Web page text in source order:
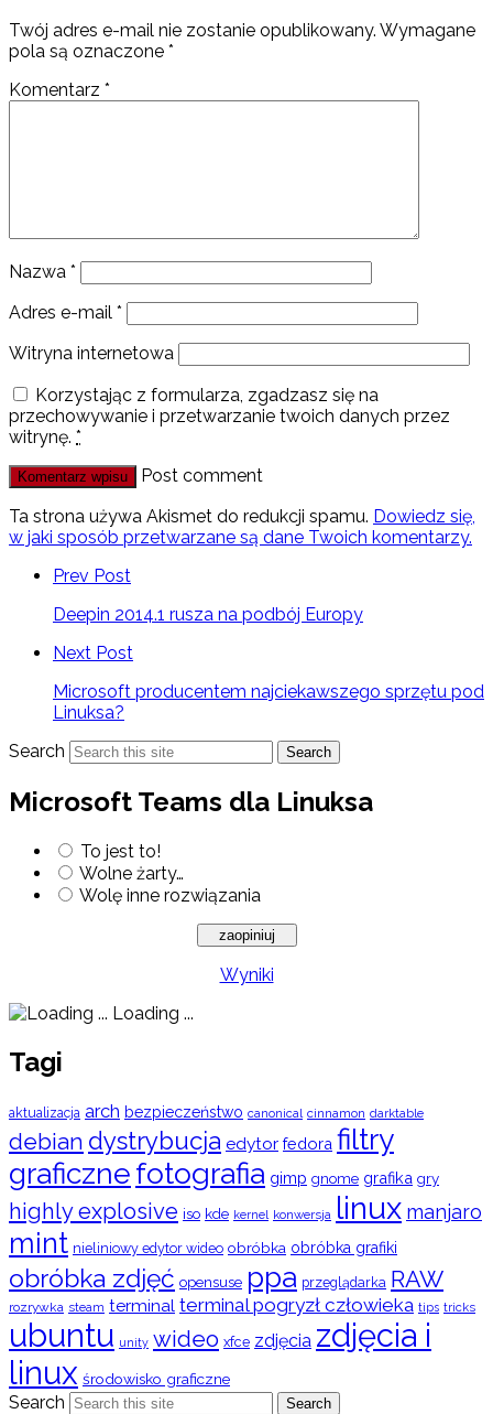
Twój adres e-mail nie zostanie opublikowany. Wymagane
pola są oznaczone *
Komentarz *
Nazwa *
Adres e-mail *
Witryna internetowa
Korzystając z formularza, zgadzasz się na
przechowywanie i przetwarzanie twoich danych przez
witrynę. *
Post comment
Ta strona używa Akismet do redukcji spamu. Dowiedz się,
w jaki sposób przetwarzane są dane Twoich komentarzy.
Prev Post
Deepin 2014.1 rusza na podbój Europy
Next Post
Microsoft producentem najciekawszego sprzętu pod
Linuksa?
Search
Search
Microsoft Teams dla Linuksa
To jest to!
Wolne żarty…
Wolę inne rozwiązania
Wyniki
Loading ...
Tagi
aktualizacja arch bezpieczeństwo canonical cinnamon darktable
debian dystrybucja edytor fedora filtry
graficznefotografia gimp gnome grafika gry
highly explosive iso kde kernel konwersja linux manjaro
mint nieliniowy edytor wideo obróbka obróbka grafiki
obróbka zdjęć opensuse ppa przeglądarka RAW
rozrywka steam terminal terminal pogryzł człowieka tips tricks
ubuntu unity wideo xfce zdjęcia zdjęcia i
linux środowisko graficzne
Search Search